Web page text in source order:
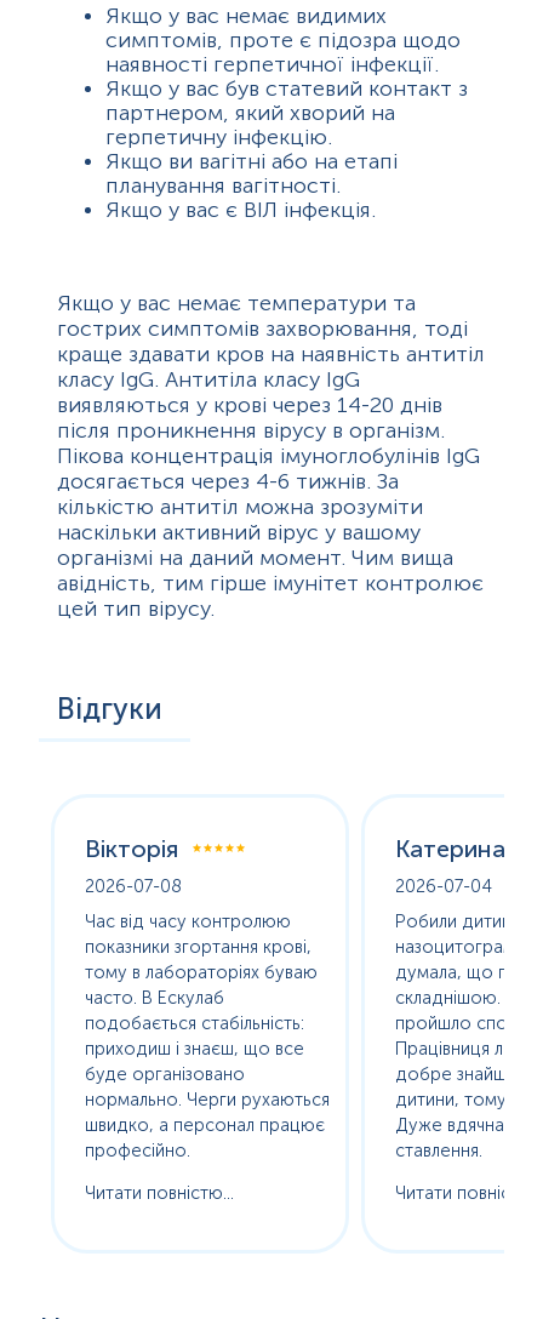
Якщо у вас немає видимих ​​
симптомів, проте є підозра щодо
наявності герпетичної інфекції.
Якщо у вас був статевий контакт з
партнером, який хворий на
герпетичну інфекцію.
Якщо ви вагітні або на етапі
планування вагітності.
Якщо у вас є ВІЛ інфекція.
Якщо у вас немає температури та
гострих симптомів захворювання, тоді
краще здавати кров на наявність антитіл
класу IgG. Антитіла класу IgG
виявляються у крові через 14-20 днів
після проникнення вірусу в організм.
Пікова концентрація імуноглобулінів IgG
досягається через 4-6 тижнів. За
кількістю антитіл можна зрозуміти
наскільки активний вірус у вашому
організмі на даний момент. Чим вища
авідність, тим гірше імунітет контролює
цей тип вірусу.
Відгуки
Вікторія
2026-07-08
Час від часу контролюю
показники згортання крові,
тому в лабораторіях буваю
часто. В Ескулаб
подобається стабільність:
приходиш і знаєш, що все
буде організовано
нормально. Черги рухаються
швидко, а персонал працює
професійно.
Читати повністю...
Катерина
2026-07-04
Робили дитині
назоцитограму.
думала, що
складнішою.
пройшло
Працівниця
добре знайшла
дитини, тому без
Дуже вдячна за
ставлення.
Читати повністю...